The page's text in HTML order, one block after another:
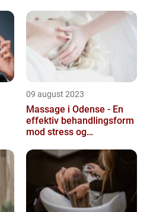
09 august 2023
Massage i Odense - En
effektiv behandlingsform
mod stress og